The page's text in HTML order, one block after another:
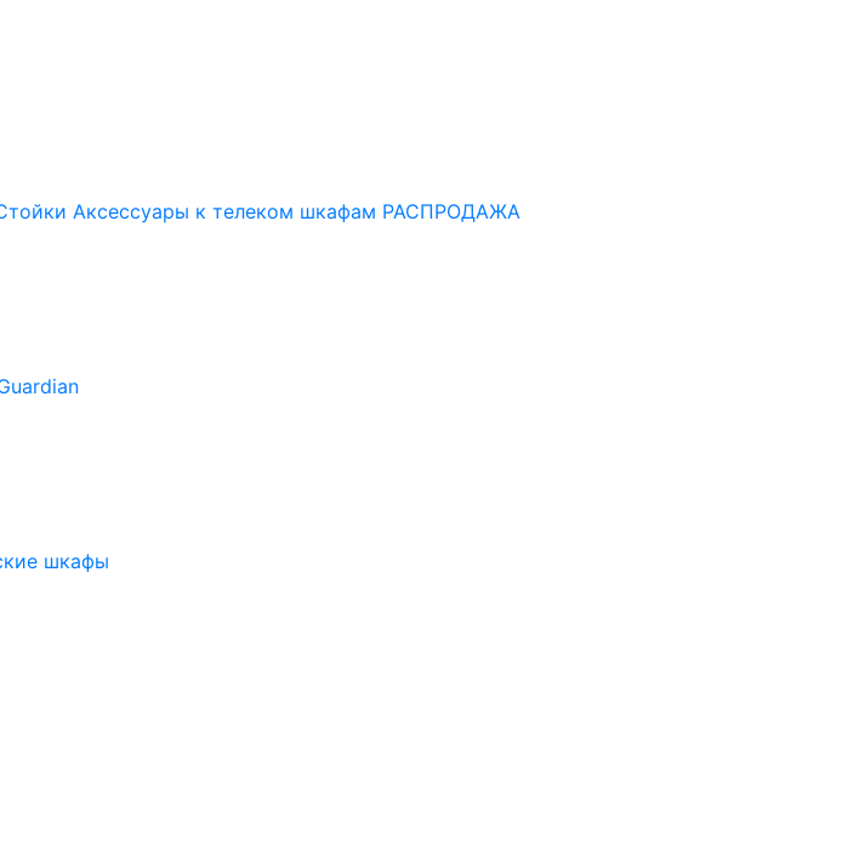
Аксессуары к телеком шкафам РАСПРОДАЖА
шкафы